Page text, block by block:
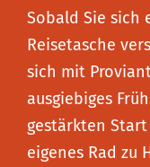
Sobald Sie sich
Reisetasche
sich mit
ausgiebiges
gestärkten Start
eigenes Rad zu